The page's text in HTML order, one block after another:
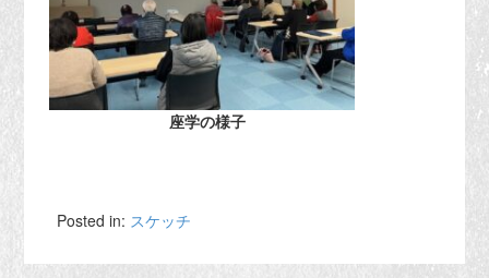
座学の様子
Posted in: スケッチ